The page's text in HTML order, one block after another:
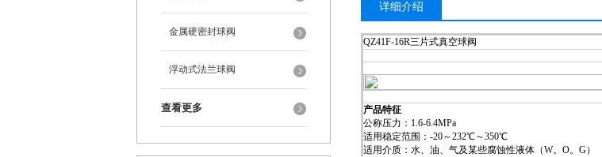
金属硬密封球阀
浮动式法兰球阀
查看更多
详细介绍
QZ41F-16R三片式真空球阀
产品特征
公称压力：1.6-6.4MPa
适用稳定范围：-20～232℃～350℃
适用介质：水、油、气及某些腐蚀性液体（W。O。G）